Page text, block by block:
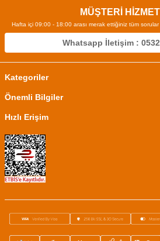
MÜŞTERİ
Hafta içi 09:00 - 18:00 arası merak ettiğiniz tüm
Whatsapp İletişim :
Kategoriler
Önemli Bilgiler
Hızlı Erişim